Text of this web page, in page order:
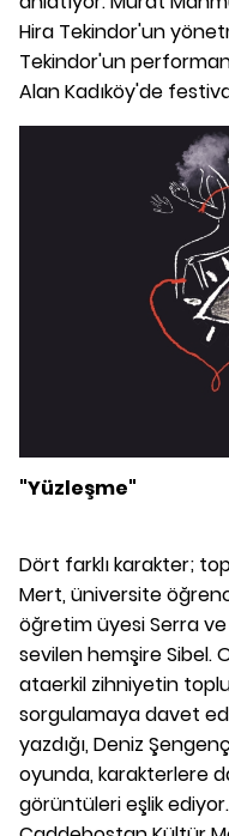
Hira Tekindor'un
Tekindor'un
Alan Kadıköy'de
"Yüzleşme"
Dört farklı karakter;
Mert, üniversite
öğretim üyesi Serra ve
sevilen hemşire Sibel.
ataerkil zihniyetin
sorgulamaya davet
yazdığı, Deniz
oyunda, karakterlere
görüntüleri eşlik